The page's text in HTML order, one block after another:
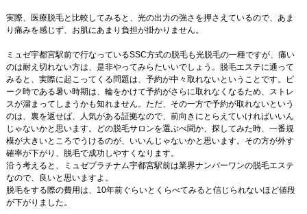
実際、医療脱毛と比較してみると、光の出力の強さを押さえているので、あま
り痛みを感じず、お肌にあまり負担が掛かりません。
ミュゼ宇都宮駅前で行なっているSSC方式の脱毛も光脱毛の一種ですが、痛い
のは耐え切れない方は、是非やってみらたいいでしょう。脱毛エステに通って
みると、実際に起こってくる問題は、予約が中々取れないということです。ピ
ーク時である暑い時期は、輪をかけて予約がさらに取れなくなるため、ストレ
スが溜まってしまうかも知れません。ただ、その一方で予約が取れないという
のは、裏を返せば、人気がある証拠なので、前向きにとらえていければいいん
じゃないかと思います。どの脱毛サロンを選ぶべ聞か、探してみた時、一番規
模が大きいところでうけるのが、いいんじゃないかと思います。その方が外す
確率が下がり、脱毛で成功しやすくなります。
沿う考えると、ミュゼプラチナム宇都宮駅前は業界ナンバーワンの脱毛エステ
なので、良いと思いますよ。
脱毛をする際の費用は、10年前ぐらいとくらべてみると信じられないほど値段
が下がりました。